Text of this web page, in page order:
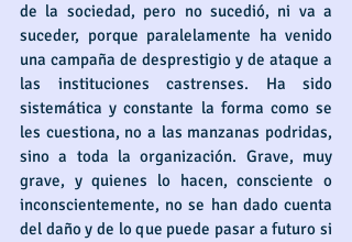
de la sociedad, pero no sucedió, ni va a
suceder, porque paralelamente ha venido
una campaña de desprestigio y de ataque a
las instituciones castrenses. Ha sido
sistemática y constante la forma como se
les cuestiona, no a las manzanas podridas,
sino a toda la organización. Grave, muy
grave, y quienes lo hacen, consciente o
inconscientemente, no se han dado cuenta
del daño y de lo que puede pasar a futuro si